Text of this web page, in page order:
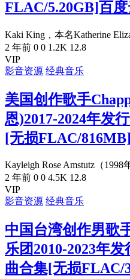
FLAC/5.20GB]百
Kaki King，本名Katherine
2 年前 0 0 1.2K 12.8
VIP
影音资源 经典音乐
美国创作歌手
恩)2017-2024年发
[无损FLAC/
Kayleigh Rose Amstutz（
2 年前 0 0 4.5K 12.8
VIP
影音资源 经典音乐
中国台湾创作男歌
乐团2010-2023年
曲合集[无损FLAC/